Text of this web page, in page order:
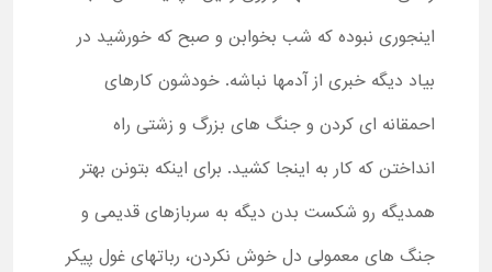
اینجوری نبوده که شب بخوابن و صبح که خورشید در
بیاد دیگه خبری از آدمها نباشه. خودشون کارهای
احمقانه ای کردن و جنگ های بزرگ و زشتی راه
انداختن که کار به اینجا کشید. برای اینکه بتونن بهتر
همدیگه رو شکست بدن دیگه به سربازهای قدیمی و
جنگ های معمولی دل خوش نکردن، رباتهای غول پیکر